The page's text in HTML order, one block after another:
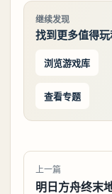
继续发现
找到更多值得玩
浏览游戏库
查看专题
上一篇
明日方舟终末